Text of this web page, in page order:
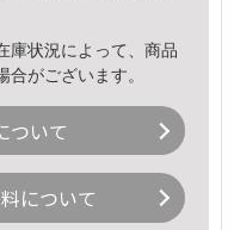
庫状況によって、商品
がございます。
ついて
について